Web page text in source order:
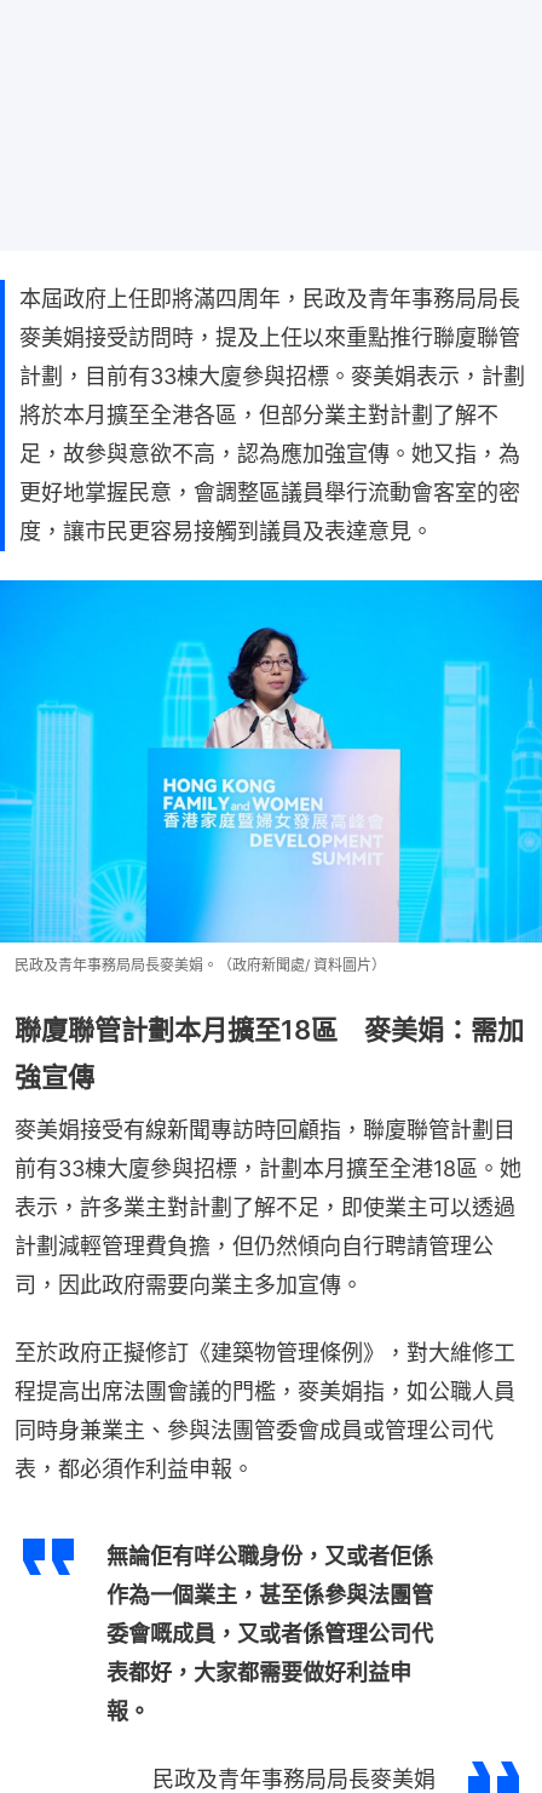
本屆政府上任即將滿四周年，民政及青年事務局局長
麥美娟接受訪問時，提及上任以來重點推行聯廈聯管
計劃，目前有33棟大廈參與招標。麥美娟表示，計劃
將於本月擴至全港各區，但部分業主對計劃了解不
足，故參與意欲不高，認為應加強宣傳。她又指，為
更好地掌握民意，會調整區議員舉行流動會客室的密
度，讓市民更容易接觸到議員及表達意見。
民政及青年事務局局長麥美娟。（政府新聞處/ 資料圖片）
聯廈聯管計劃本月擴至18區 麥美娟：需加
強宣傳
麥美娟接受有線新聞專訪時回顧指，聯廈聯管計劃目
前有33棟大廈參與招標，計劃本月擴至全港18區。她
表示，許多業主對計劃了解不足，即使業主可以透過
計劃減輕管理費負擔，但仍然傾向自行聘請管理公
司，因此政府需要向業主多加宣傳。
至於政府正擬修訂《建築物管理條例》，對大維修工
程提高出席法團會議的門檻，麥美娟指，如公職人員
同時身兼業主、參與法團管委會成員或管理公司代
表，都必須作利益申報。
無論佢有咩公職身份，又或者佢係
作為一個業主，甚至係參與法團管
委會嘅成員，又或者係管理公司代
表都好，大家都需要做好利益申
報。
民政及青年事務局局長麥美娟